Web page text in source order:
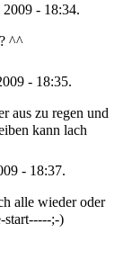
- 18:34.
^^
- 18:35.
aus zu regen und
kann lach
- 18:37.
alle wieder oder
start-----;-)